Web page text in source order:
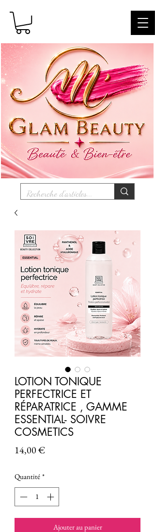
LOTION TONIQUE
PERFECTRICE ET
RÉPARATRICE , GAMME
ESSENTIAL- SOIVRE
COSMETICS
14,00 €Prix
Quantité *
Ajouter au panier